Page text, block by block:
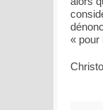
« pour